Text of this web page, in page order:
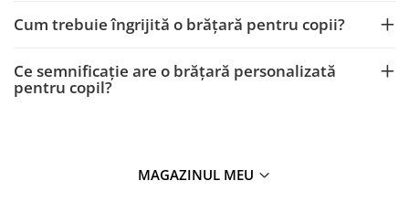
Cum trebuie îngrijită o brățară pentru copii?
Ce semnificație are o brățară personalizată
pentru copil?
MAGAZINUL MEU